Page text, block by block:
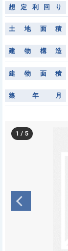
想 定 利 回 り
土 地 面 積
建 物 構 造
建 物 面 積
築 年 月
1 /5